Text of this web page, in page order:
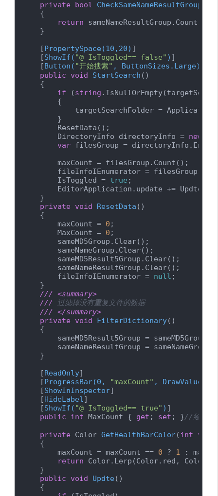
private
bool CheckSameNameResultGroup
    {
return sameNameResultGroup.Count >
    }
    [
PropertySpace(10,20) ]
    [
ShowIf( "@ IsToggled== false" ) ]
    [
Button( "开始搜索" , ButtonSizes.Large)
public
void StartSearch ( )
    {
if (string
        {
targetSearchFolder =
        }
        ResetData();
        DirectoryInfo directoryInfo =
new
var filesGroup =
        maxCount = filesGroup.Count();
fileInfoIEnumerator =
        IsToggled =
true ;
        EditorApplication.update += Updte;
    }
private
void ResetData ( )
    {
        maxCount =
0 ;
        MaxCount =
0 ;
        sameMD5Group.Clear();
        sameNameGroup.Clear();
        sameMD5Result5Group.Clear();
        sameNameResultGroup.Clear();
        fileInfoIEnumerator =
null ;
    }
/// <summary>
/// 过滤掉没有重复文件的数据
/// </summary>
private
void FilterDictionary( )
    {
sameMD5Result5Group =
sameNameResultGroup =
    }
    [
ReadOnly]
    [
ProgressBar(0, "maxCount" ,
    [
ShowInInspector]
    [
HideLabel]
    [
ShowIf( "@ IsToggled== true" ) ]
public
int MaxCount { get ; set ; }//绘制进
private Color GetHealthBarColor(int
    {
        maxCount = maxCount ==
0 ? 1 :
return Color.Lerp(Color.red,
    }
public
void Updte( )
    {